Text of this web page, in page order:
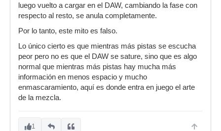
luego vuelto a cargar en el DAW, cambiando la fase con
respecto al resto, se anula completamente.
Por lo tanto, este mito es falso.
Lo único cierto es que mientras más pistas se escucha
peor pero no es que el DAW se sature, sino que es algo
normal que mientras más pistas hay mucha más
información en menos espacio y mucho
enmascaramiento, aquí es donde entra en juego el arte
de la mezcla.
1